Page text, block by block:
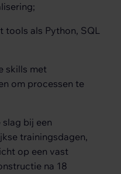
tools als Python, SQL
skills met
om processen te
bij een
trainingsdagen,
op een vast
na 18